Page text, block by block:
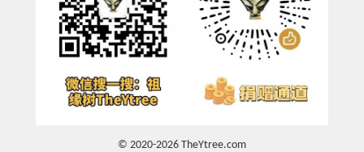
© 2020-2026 TheYtree.com